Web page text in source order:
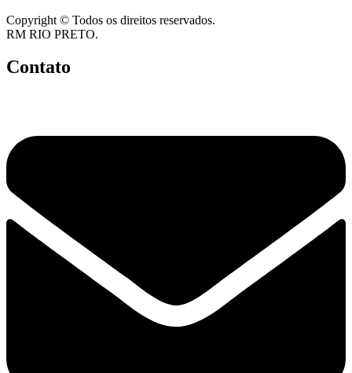
Copyright © Todos os direitos reservados.
RM RIO PRETO.
Contato